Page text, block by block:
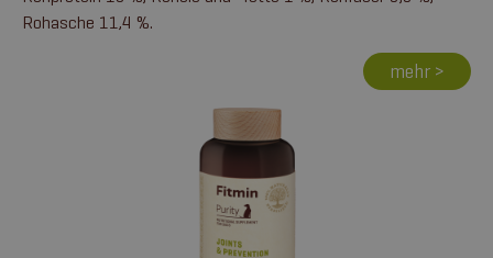
Rohasche 11,4 %.
mehr >